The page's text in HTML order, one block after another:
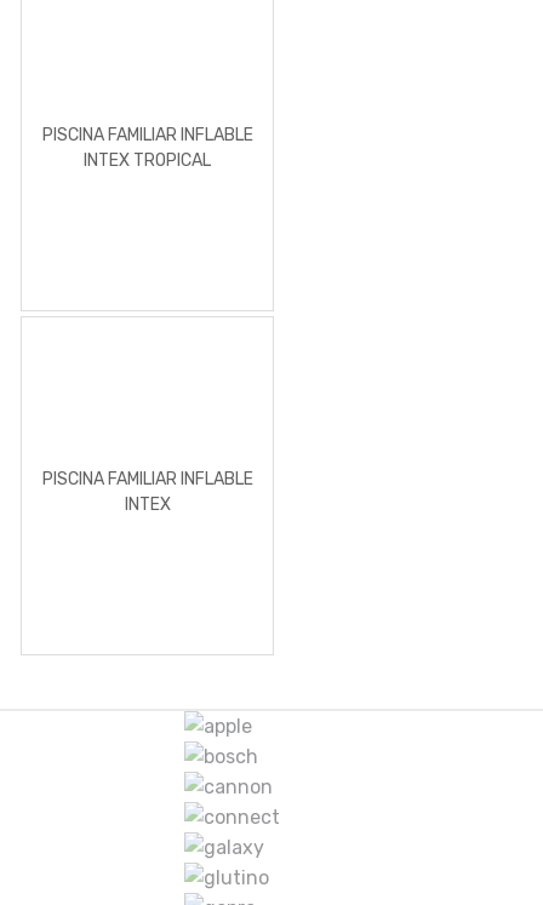
PISCINA FAMILIAR INFLABLE
INTEX TROPICAL
PISCINA FAMILIAR INFLABLE
INTEX